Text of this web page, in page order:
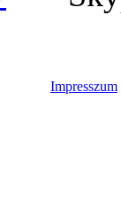
Impresszum